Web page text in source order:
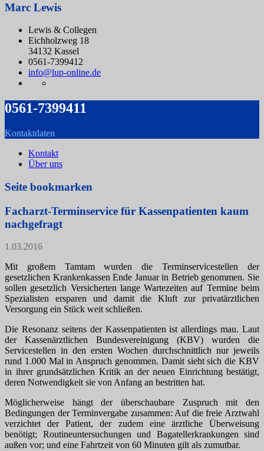
Marc Lewis
Lewis & Collegen
Eichholzweg 18
34132 Kassel
0561-7399412
info@lup-online.de
0561-7399411
Kontaktdaten
Kontakt
Über uns
Seite bookmarken
Facharzt-Terminservice für Kassenpatienten kaum
nachgefragt
1.03.2016
Mit großem Tamtam wurden die Terminservicestellen der
gesetzlichen Krankenkassen Ende Januar in Betrieb genommen. Sie
sollen gesetzlich Versicherten lange Wartezeiten auf Termine beim
Spezialisten ersparen und damit die Kluft zur privatärztlichen
Versorgung ein Stück weit schließen.
Die Resonanz seitens der Kassenpatienten ist allerdings mau. Laut
der Kassenärztlichen Bundesvereinigung (KBV) wurden die
Servicestellen in den ersten Wochen durchschnittlich nur jeweils
rund 1.000 Mal in Anspruch genommen. Damit sieht sich die KBV
in ihrer grundsätzlichen Kritik an der neuen Einrichtung bestätigt,
deren Notwendigkeit sie von Anfang an bestritten hat.
Möglicherweise hängt der überschaubare Zuspruch mit den
Bedingungen der Terminvergabe zusammen: Auf die freie Arztwahl
verzichtet der Patient, der zudem eine ärztliche Überweisung
benötigt; Routineuntersuchungen und Bagatellerkrankungen sind
außen vor; und eine Fahrtzeit von 60 Minuten gilt als zumutbar.